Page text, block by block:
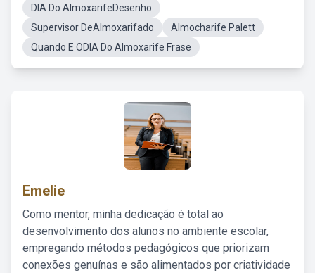
DIA Do AlmoxarifeDesenho
Supervisor DeAlmoxarifado
Almocharife Palett
Quando E ODIA Do Almoxarife Frase
Emelie
Como mentor, minha dedicação é total ao
desenvolvimento dos alunos no ambiente escolar,
empregando métodos pedagógicos que priorizam
conexões genuínas e são alimentados por criatividade